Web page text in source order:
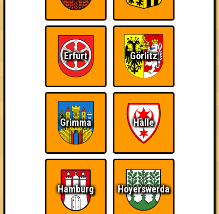
11.10.2016 von ohne Smartphone aufgeschmissen
24.10.2017
Seitensprung
Erfurt Görlitz
Grimma Halle
Hamburg Hoyerswerda